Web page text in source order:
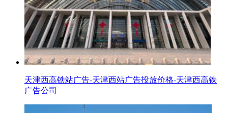
天津西高铁站广告-天津西站广告投放价格-天津西高铁
广告公司